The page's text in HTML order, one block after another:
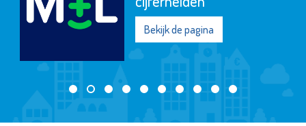
Bekijk de pagina